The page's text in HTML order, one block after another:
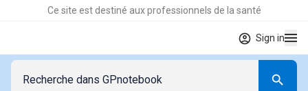
Ce site est destiné aux professionnels de la santé
Sign in